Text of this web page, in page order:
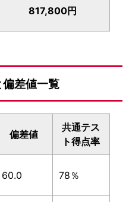
817,800円
差値一覧
偏差値
共通テス
ト得点率
60.0 78％